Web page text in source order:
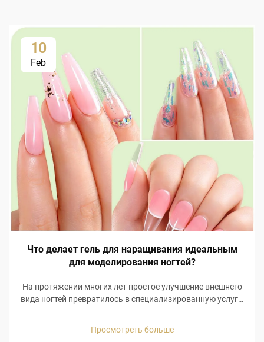
10
Feb
Что делает гель для наращивания идеальным
для моделирования ногтей?
На протяжении многих лет простое улучшение внешнего
вида ногтей превратилось в специализированную услугу,
для правильного моделирования ногтей. Некоторые из
Просмотреть больше